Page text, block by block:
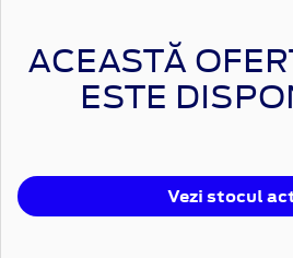
ACEASTĂ
ESTE
Vezi stocul